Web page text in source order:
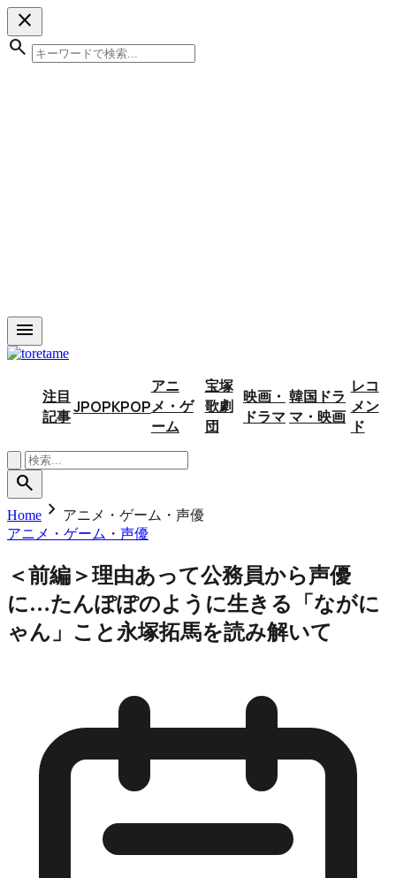
close
search
menu
注目
記事JPOPKPOP
アニ
メ・ゲ
ーム
宝塚
歌劇
団
映画・
ドラマ
韓国ドラ
マ・映画
レコ
メン
ド
search
Home chevron_right アニメ・ゲーム・声優
アニメ・ゲーム・声優
＜前編＞理由あって公務員から声優
に…たんぽぽのように生きる「ながに
ゃん」こと永塚拓馬を読み解いて